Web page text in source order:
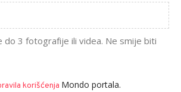
do 3 fotografije ili videa. Ne smije biti
korišćenja Mondo portala.